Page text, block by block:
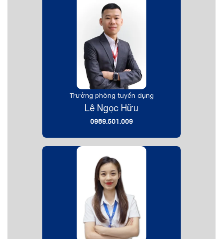
Trưởng phòng tuyển dụng
Lê Ngọc Hữu
0989.501.009